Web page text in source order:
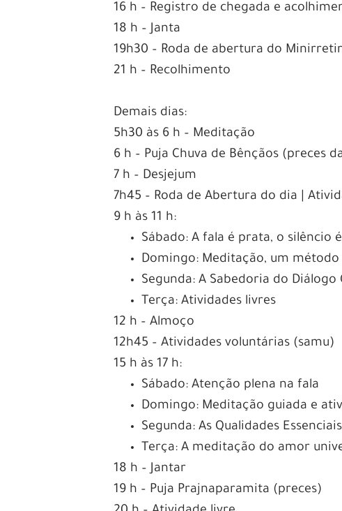
16 h – Registro de chegada e
18 h – Janta
19h30 – Roda de abertura do
21 h – Recolhimento
Demais dias:
5h30 às 6 h – Meditação
6 h – Puja Chuva de Bênçãos (preces
7 h – Desjejum
7h45 – Roda de Abertura do dia |
9 h às 11 h:
Sábado: A fala é prata, o silêncio
Domingo: Meditação, um
Segunda: A Sabedoria do Diálogo
Terça: Atividades livres
12 h – Almoço
12h45 – Atividades voluntárias (samu)
15 h às 17 h:
Sábado: Atenção plena na fala
Domingo: Meditação guiada e
Segunda: As Qualidades
Terça: A meditação do amor
18 h – Jantar
19 h – Puja Prajnaparamita (preces)